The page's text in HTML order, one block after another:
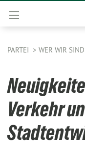
PARTEI WER WIR SIND
Verkehr